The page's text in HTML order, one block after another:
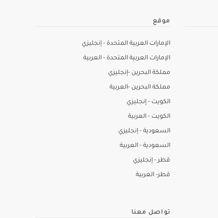
موقع
الإمارات العربية المتحدة - إنجليزي
الإمارات العربية المتحدة - العربية
مملكة البحرين -إنجليزي
مملكة البحرين -العربية
الكويت - إنجليزي
الكويت - العربية
السعودية - إنجليزي
السعودية - العربية
قطر - إنجليزي
قطر- العربية
تواصل معنا